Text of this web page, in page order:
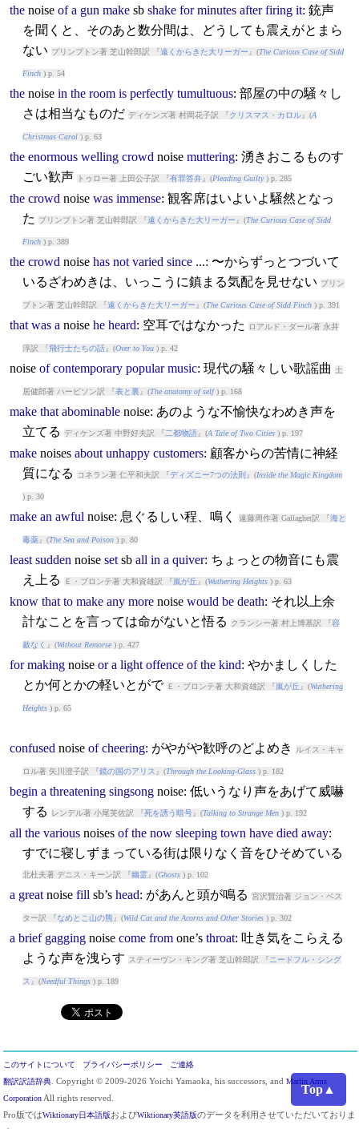
Top▲
the noise of a gun makesb shake for minutes after firing it: 銃声
を聞くと、そのあと数分間は、どうしても震えがとまら
ない プリンプトン著 芝山幹郎訳 『遠くからきた大リーガー 』(The Curious Case of Sidd
Finch) p. 54
the noise in the room is perfectly tumultuous: 部屋の中の騒々し
さは相当なものだ ディケンズ著 村岡花子訳 『クリスマス・カロル』(A
Christmas Carol) p. 63
the enormous welling crowd noise muttering: 湧きおこるものす
ごい歓声
トゥロー著 上田公子訳 『有罪答弁』(Pleading Guilty) p. 285
the crowd noise was immense: 観客席はいよいよ騒然となっ
た
プリンプトン著 芝山幹郎訳 『遠くからきた大リーガー 』(The Curious Case of Sidd
Finch) p. 389
the crowd noise has not varied since...: 〜からずっとつづいて
いるざわめきは、いっこうに鎮まる気配を見せない プリン
プトン著 芝山幹郎訳 『遠くからきた大リーガー 』(The Curious Case of Sidd Finch) p. 391
that was a noise he heard: 空耳ではなかった ロアルド・ダール著 永井
淳訳 『飛行士たちの話』(Over to You) p. 42
noise of contemporary popular music: 現代の騒々しい歌謡曲 土
居健郎著 ハービソン訳 『表と裏』(The anatomy of self) p. 168
make that abominable noise: あのような不愉快なわめき声を
立てる
ディケンズ著 中野好夫訳 『二都物語』(A Tale of Two Cities) p. 197
make noises about unhappy customers: 顧客からの苦情に神経
質になる
コネラン著 仁平和夫訳 『ディズニー7つの法則 』(Inside the Magic Kingdom
) p. 30
make an awful noise: 息ぐるしい程、鳴く 遠藤周作著 Gallagher訳 『海と
毒薬』(The Sea and Poison) p. 80
least sudden noise setsb all in a quiver: ちょっとの物音にも震
え上る
Ｅ・ブロンテ著 大和資雄訳 『嵐が丘 』(Wuthering Heights) p. 63
know that to make any more noise would be death: それ以上余
計なことを言っては命がないと悟る
クランシー著 村上博基訳 『容
赦なく 』(Without Remorse) p. 427
for making noise or a light offence of the kind: やかましくした
とか何とかの軽いとがで Ｅ・ブロンテ著 大和資雄訳 『嵐が丘 』(Wuthering
Heights) p. 65
confused noise of cheering: がやがや歓呼のどよめき ルイス・キャ
ロル著 矢川澄子訳 『鏡の国のアリス 』(Through the Looking-Glass) p. 182
begin a threatening singsong noise: 低いうなり声をあげて威嚇
する
レンデル著 小尾芙佐訳 『死を誘う暗号』(Talking to Strange Men) p. 192
all the various noises of the now sleeping town have died away:
すでに寝しずまっている街は限りなく音をひそめている
北杜夫著 デニス・キーン訳 『幽霊』(Ghosts) p. 102
a great noise fill sb’s head: があんと頭が鳴る 宮沢賢治著 ジョン・ベス
ター訳 『なめとこ山の熊 』(Wild Cat and the Acorns and Other Stories) p. 302
a brief gagging noise come fromone’s throat: 吐き気をこらえる
ような声を洩らす
スティーヴン・キング著 芝山幹郎訳 『 ニードフル・シング
ス 』(Needful Things) p. 189
このサイトについて プライバシーポリシー
ご連絡
翻訳訳語辞典 . Copyright © 2009-2026 Yoichi Yamaoka, his successors, and Marlin Arms
Corporation All rights reserved.
Pro版ではWiktionary日本語版およびWiktionary英語版のデータを利用させていただいておりま